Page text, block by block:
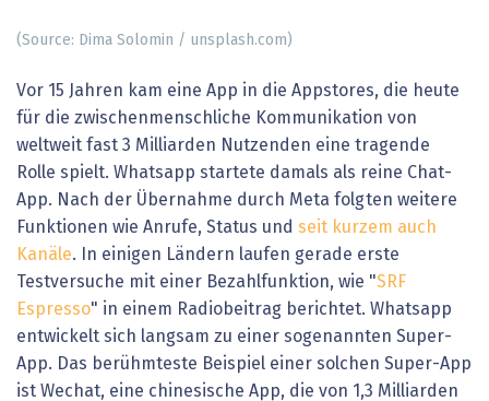
(Source: Dima Solomin / unsplash.com)
Vor 15 Jahren kam eine App in die Appstores, die heute
für die zwischenmenschliche Kommunikation von
weltweit fast 3 Milliarden Nutzenden eine tragende
Rolle spielt. Whatsapp startete damals als reine Chat-
App. Nach der Übernahme durch Meta folgten weitere
Funktionen wie Anrufe, Status und seit kurzem auch
Kanäle. In einigen Ländern laufen gerade erste
Testversuche mit einer Bezahlfunktion, wie "SRF
Espresso" in einem Radiobeitrag berichtet. Whatsapp
entwickelt sich langsam zu einer sogenannten Super-
App. Das berühmteste Beispiel einer solchen Super-App
ist Wechat, eine chinesische App, die von 1,3 Milliarden